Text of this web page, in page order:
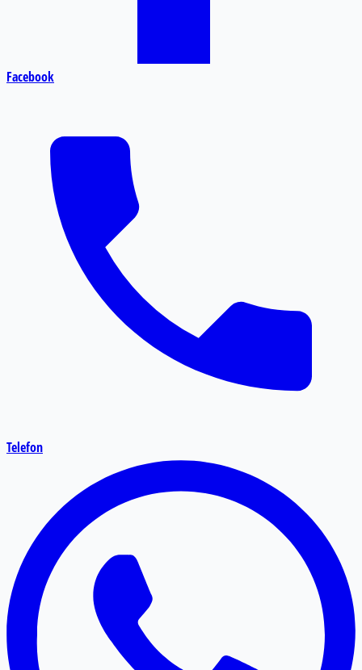
Facebook
Telefon